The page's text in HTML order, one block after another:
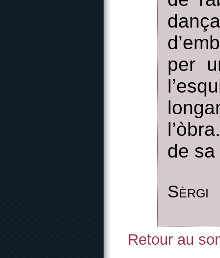
per
de
Sèrgi
Retour au